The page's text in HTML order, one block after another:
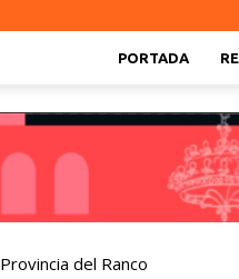
PORTADA
Provincia del Ranco